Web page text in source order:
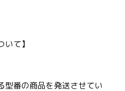
いて】
型番の商品を発送させてい